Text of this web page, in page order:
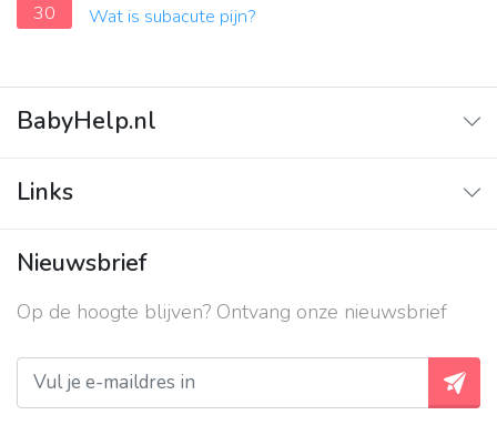
30
Wat is subacute pijn?
BabyHelp.nl
Vraag & Antwoord
Links
Contact
Over ons
Privacy beleid
Nieuwsbrief
Op de hoogte blijven? Ontvang onze nieuwsbrief